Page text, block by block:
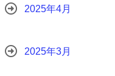
2025年4月
2025年3月